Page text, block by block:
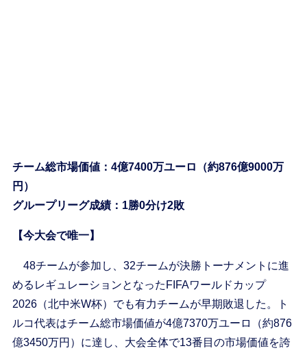
チーム総市場価値：4億7400万ユーロ（約876億9000万
円）
グループリーグ成績：1勝0分け2敗
【今大会で唯一】
48チームが参加し、32チームが決勝トーナメントに進
めるレギュレーションとなったFIFAワールドカップ
2026（北中米W杯）でも有力チームが早期敗退した。ト
ルコ代表はチーム総市場価値が4億7370万ユーロ（約876
億3450万円）に達し、大会全体で13番目の市場価値を誇